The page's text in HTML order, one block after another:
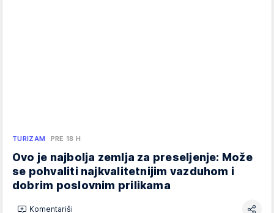
TURIZAM PRE 18 H
Ovo je najbolja zemlja za preseljenje: Može
se pohvaliti najkvalitetnijim vazduhom i
dobrim poslovnim prilikama
Komentariši